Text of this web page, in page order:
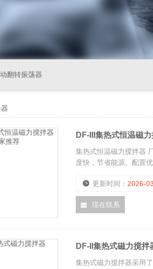
翻转振荡器
DF-III集热式恒温磁
集热式恒温磁力搅拌器
度快，节省能源。配置
更新时间： 2026-
现在联系
DF-II集热式磁力搅拌
集热式磁力搅拌器采用